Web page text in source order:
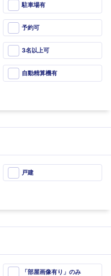
駐車場有
予約可
3名以上可
自動精算機有
戸建
「部屋画像有り」のみ